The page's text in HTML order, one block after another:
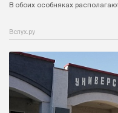
В обоих особняках
Вслух.ру